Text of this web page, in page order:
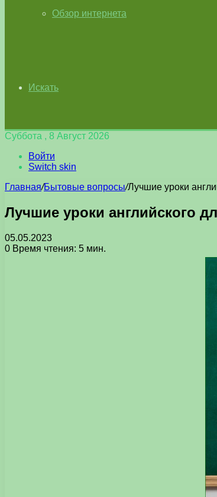
Обзор интернета
Искать
Суббота , 8 Август 2026
Войти
Switch skin
Главная/Бытовые вопросы/Лучшие уроки
Лучшие уроки английского
05.05.2023
0 Время чтения: 5 мин.